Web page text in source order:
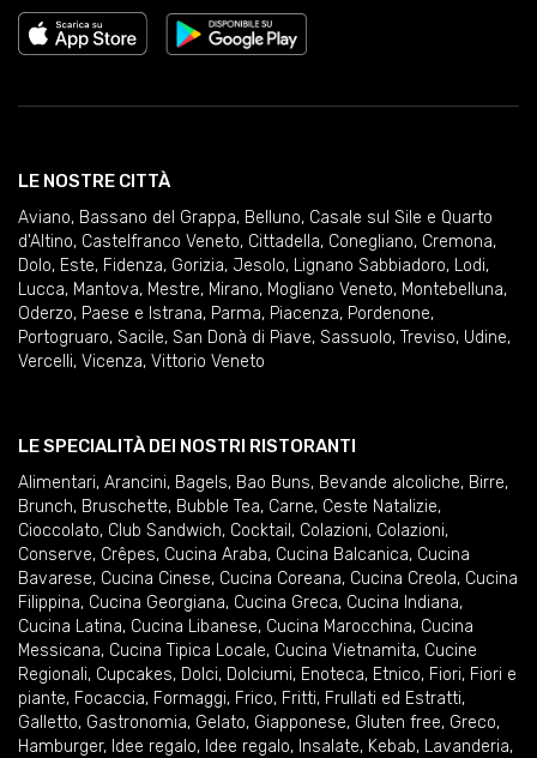
LE NOSTRE CITTÀ
Aviano, Bassano del Grappa, Belluno, Casale sul Sile e Quarto
d'Altino, Castelfranco Veneto, Cittadella, Conegliano, Cremona,
Dolo, Este, Fidenza, Gorizia, Jesolo, Lignano Sabbiadoro, Lodi,
Lucca, Mantova, Mestre, Mirano, Mogliano Veneto, Montebelluna,
Oderzo, Paese e Istrana, Parma, Piacenza, Pordenone,
Portogruaro, Sacile, San Donà di Piave, Sassuolo, Treviso, Udine,
Vercelli, Vicenza, Vittorio Veneto
LE SPECIALITÀ DEI NOSTRI RISTORANTI
Alimentari, Arancini, Bagels, Bao Buns, Bevande alcoliche, Birre,
Brunch, Bruschette, Bubble Tea, Carne, Ceste Natalizie,
Cioccolato, Club Sandwich, Cocktail , Colazioni, Colazioni,
Conserve, Crêpes, Cucina Araba, Cucina Balcanica, Cucina
Bavarese, Cucina Cinese, Cucina Coreana, Cucina Creola, Cucina
Filippina, Cucina Georgiana, Cucina Greca, Cucina Indiana,
Cucina Latina, Cucina Libanese, Cucina Marocchina, Cucina
Messicana, Cucina Tipica Locale, Cucina Vietnamita, Cucine
Regionali, Cupcakes, Dolci, Dolciumi, Enoteca, Etnico, Fiori, Fiori e
piante, Focaccia, Formaggi, Frico, Fritti, Frullati ed Estratti,
Galletto, Gastronomia, Gelato, Giapponese, Gluten free, Greco,
Hamburger, Idee regalo, Idee regalo, Insalate, Kebab, Lavanderia,